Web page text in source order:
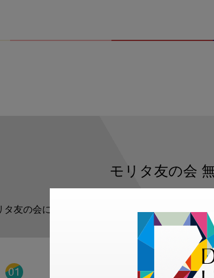
モリタ友の会
タ友の会に登録いただくと、デンタルライフデ
メリッ